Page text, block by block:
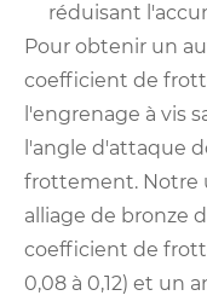
réduisant
Pour obtenir un
coefficient de
l'engrenage à vis
l'angle d'attaque
frottement. Notre
alliage de bronze
coefficient de
0,08 à 0,12) et un